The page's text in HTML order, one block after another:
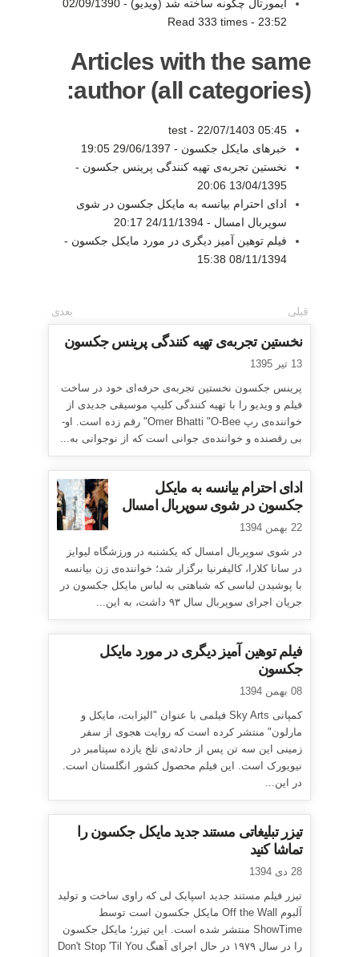
ایمورتال چگونه ساخته شد (ویدیو) - 02/09/1390
23:52
-
Read 333 times
Articles with the same
author (all categories):
test - 22/07/1403 05:45
خبرهای مایکل جکسون - 29/06/1397 19:05
نخستین تجربه‌ی تهیه کنندگی پرینس جکسون -
13/04/1395 20:06
ادای احترام بیانسه به مایکل جکسون در شوی
سوپربال امسال - 24/11/1394 20:17
فیلم توهین آمیز دیگری در مورد مایکل جکسون -
08/11/1394 15:38
قبلی بعدی
نخستین تجربه‌ی تهیه کنندگی پرینس جکسون
13 تیر 1395
پرینس جکسون نخستین تجربه‌ی حرفه‌ای خود در ساخت
فیلم و ویدیو را با تهیه کنندگی کلیپ موسیقی جدیدی از
خواننده‌ی رپ Omer Bhatti "O-Bee" رقم زده است. او-
بی رقصنده و خواننده‌ی جوانی است که از نوجوانی به...
ادای احترام بیانسه به مایکل
جکسون در شوی سوپربال امسال
22 بهمن 1394
در شوی سوپربال امسال که یکشنبه در ورزشگاه لیوایز
در سانا کلارا، کالیفرنیا برگزار شد؛ خواننده‌ی زن بیانسه
با پوشیدن لباسی که شباهتی به لباس مایکل جکسون در
جریان اجرای سوپربال سال ۹۳ داشت، به این...
فیلم توهین آمیز دیگری در مورد مایکل
جکسون
08 بهمن 1394
کمپانی Sky Arts فیلمی با عنوان "الیزابت، مایکل و
مارلون" منتشر کرده است که روایت هجوی از سفر
زمینی این سه تن پس از حادثه‌ی تلخ یازده سپتامبر در
نیویورک است. این فیلم محصول کشور انگلستان است.
در این...
تیزر تبلیغاتی مستند جدید مایکل جکسون را
تماشا کنید
28 دی 1394
تیزر فیلم مستند جدید اسپایک لی که راوی ساخت و تولید
آلبوم Off the Wall مایکل جکسون است توسط
ShowTime منتشر شده است. این تیزر؛ مایکل جکسون
را در سال ۱۹۷۹ در حال اجرای آهنگ Don't Stop 'Til You